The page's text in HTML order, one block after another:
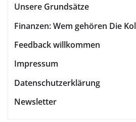
Beiträge
Unsere Grundsätze
Finanzen: Wem gehören Die
Feedback willkommen
Impressum
Datenschutzerklärung
Newsletter